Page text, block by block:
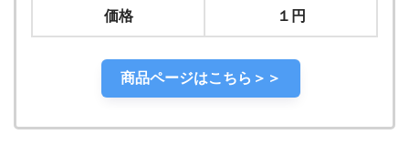
価格 １円
商品ページはこちら＞＞